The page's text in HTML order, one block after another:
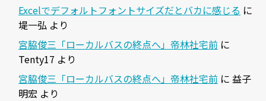
Excelでデフォルトフォントサイズだとバカに感じる に
堤一弘 より
宮脇俊三「ローカルバスの終点へ」帝林社宅前 に
Tenty17 より
宮脇俊三「ローカルバスの終点へ」帝林社宅前 に 益子
明宏 より